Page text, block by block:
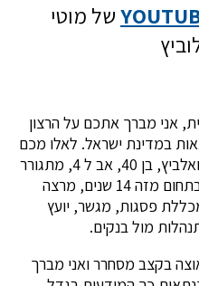
של מוטי
אני מברך אתכם על הרצון
במדינת ישראל. לאלו מכם
שלא מכירים אותי, שמי מוטי שמואלביץ, בן 40, אב ל 4, מתגורר
ברמת גן, יועץ משכנתאות פעיל בתחום מזה 14 שנים, מרצה
פסגות, מגשר, יועץ
מול בנקים.
בקצב מסחרר ואני מברך